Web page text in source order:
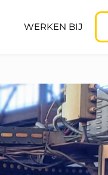
WERKEN BIJ